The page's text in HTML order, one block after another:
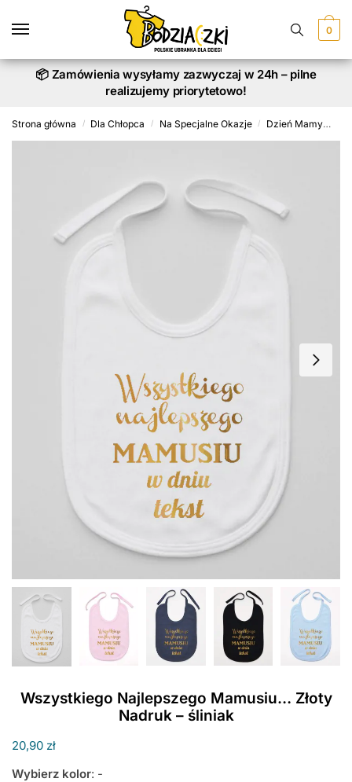
0
📦 Zamówienia wysyłamy zazwyczaj w 24h – pilne
realizujemy priorytetowo!
Strona główna / Dla Chłopca / Na Specjalne Okazje / Dzień Mamy
Wszystkiego Najlepszego Mamusiu… Złoty
Nadruk – śliniak
20,90 zł
Wybierz kolor: -